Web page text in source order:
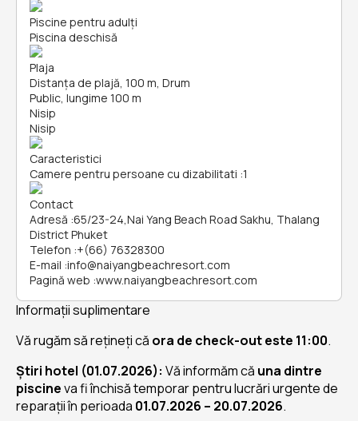
Piscine pentru adulți
Piscina deschisă
Plaja
Distanța de plajă, 100 m, Drum
Public, lungime 100 m
Nisip
Nisip
Caracteristici
Camere pentru persoane cu dizabilitati :1
Contact
Adresă :65/23-24,Nai Yang Beach Road Sakhu, Thalang
District Phuket
Telefon :+(66) 76328300
E-mail :info@naiyangbeachresort.com
Pagină web :www.naiyangbeachresort.com
Informații suplimentare
Vă rugăm să rețineți că ora de check-out este 11:00.
Știri hotel (01.07.2026): Vă informăm că una dintre
piscineva fi închisă temporar pentru lucrări urgente de
reparații în perioada 01.07.2026 – 20.07.2026.